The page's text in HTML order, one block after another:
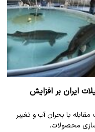
ایران بر افزایش
با بحران آب و تغییر
محصولات.